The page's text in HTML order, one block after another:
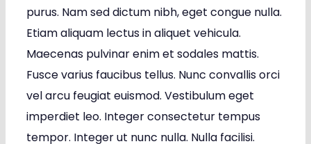
purus. Nam sed dictum nibh, eget congue nulla.
Etiam aliquam lectus in aliquet vehicula.
Maecenas pulvinar enim et sodales mattis.
Fusce varius faucibus tellus. Nunc convallis orci
vel arcu feugiat euismod. Vestibulum eget
imperdiet leo. Integer consectetur tempus
tempor. Integer ut nunc nulla. Nulla facilisi.